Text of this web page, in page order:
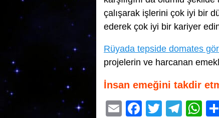
çalışarak işlerini çok iyi bir
ederek çok iyi bir kariyer
Rüyada tepside domates
projelerin ve harcanan
İnsan emeğini takdir
E
F
T
T
W